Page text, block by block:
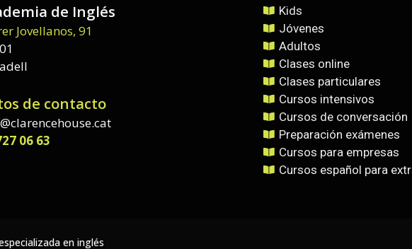
de Inglés
Jovellanos, 91
de contacto
06 63
Kids
Jóvenes
Adultos
Clases online
Clases particulares
Cursos intensivos
Cursos de conversación
Preparación exámenes
Cursos para empresas
Cursos español para
en inglés